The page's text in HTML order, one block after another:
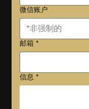
微信账户
邮箱 *
信息 *